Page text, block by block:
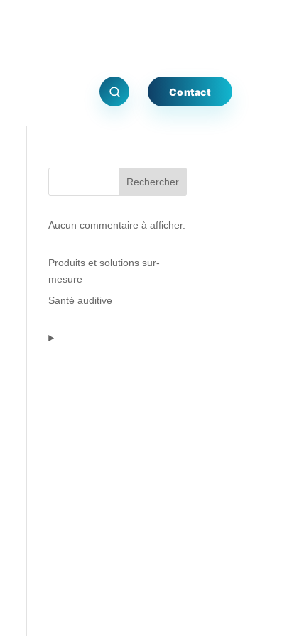
Contact
Rechercher
Aucun commentaire à afficher.
Produits et solutions sur-
mesure
Santé auditive